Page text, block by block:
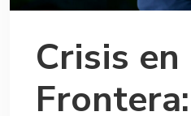
Crisis en
Frontera: